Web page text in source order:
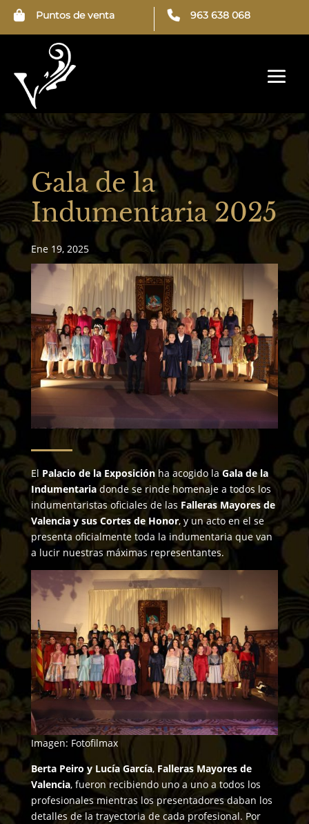
Puntos de venta 963 638 068
Gala de la
Indumentaria 2025
Ene 19, 2025
El Palacio de la Exposiciónha acogido laGala de la
Indumentariadonde se rinde homenaje a todos los
indumentaristas oficiales de las Falleras Mayores de
Valencia y sus Cortes de Honor, y un acto en el se
presenta oficialmente toda la indumentaria que van
a lucir nuestras máximas representantes.
Imagen: Fotofilmax
Berta Peiro y Lucía García,Falleras Mayores de
Valencia, fueron recibiendo uno a uno a todos los
profesionales mientras los presentadores daban los
detalles de la trayectoria de cada profesional. Por